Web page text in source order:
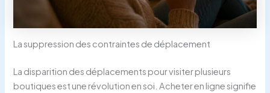
La suppression des contraintes de déplacement
La disparition des déplacements pour visiter plusieurs
boutiques est une révolution en soi. Acheter en ligne signifie